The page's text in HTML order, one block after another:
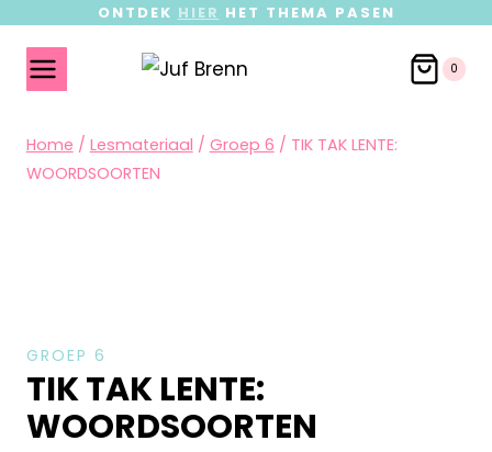
ONTDEK HIER HET THEMA PASEN
0
Home / Lesmateriaal / Groep 6 / TIK TAK LENTE:
WOORDSOORTEN
GROEP 6
TIK TAK LENTE:
WOORDSOORTEN